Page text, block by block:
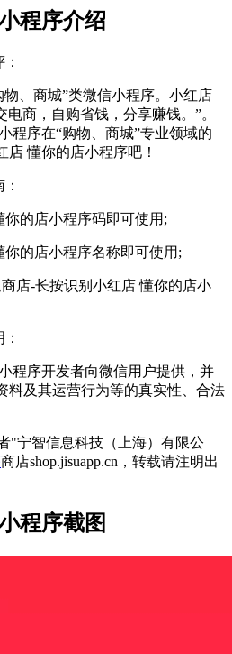
程序介绍
、商城”类微信小程序。小红店
商，自购省钱，分享赚钱。”。
程序在“购物、商城”专业领域的
懂你的店小程序吧！
的店小程序码即可使用;
的店小程序名称即可使用;
店-长按识别小红店 懂你的店小
程序开发者向微信用户提供，并
料及其运营行为等的真实性、合法
"宁智信息科技（上海）有限公
商店shop.jisuapp.cn，转载请注明出
程序截图